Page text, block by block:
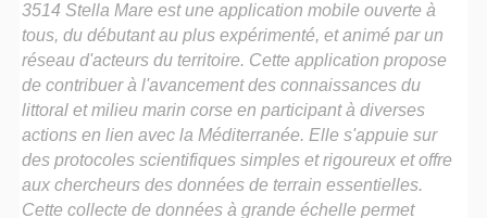
3514 Stella Mare est une application mobile ouverte à
tous, du débutant au plus expérimenté, et animé par un
réseau d'acteurs du territoire. Cette application propose
de contribuer à l'avancement des connaissances du
littoral et milieu marin corse en participant à diverses
actions en lien avec la Méditerranée. Elle s'appuie sur
des protocoles scientifiques simples et rigoureux et offre
aux chercheurs des données de terrain essentielles.
Cette collecte de données à grande échelle permet